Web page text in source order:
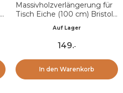
Massivholzverlängerung für
Tisch Eiche (100 cm) Bristol
Auf Lager
149.-
In den Warenkorb